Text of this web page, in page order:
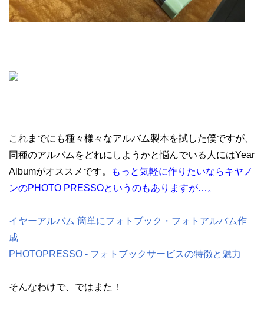
これまでにも種々様々なアルバム製本を試した僕ですが、
同種のアルバムをどれにしようかと悩んでいる人にはYear
Albumがオススメです。
もっと気軽に作りたいならキヤノ
ンのPHOTO PRESSOというのもありますが…。
イヤーアルバム 簡単にフォトブック・フォトアルバム作
成
PHOTOPRESSO - フォトブックサービスの特徴と魅力
そんなわけで、ではまた！